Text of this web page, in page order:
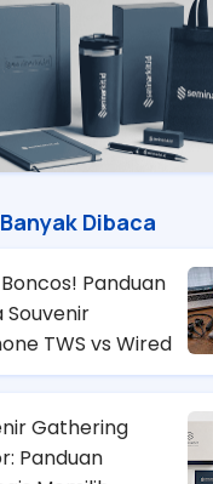
Dibaca
Panduan
Souvenir
TWS vs Wired
Gathering
Panduan